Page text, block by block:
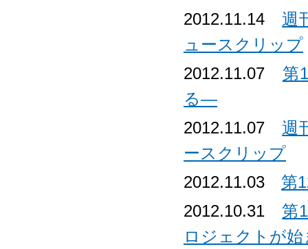
2012.11.14週
ュースクリップ
2012.11.07 第
る―
2012.11.07週
ースクリップ
2012.11.03 第
2012.10.31第
ロジェクトが